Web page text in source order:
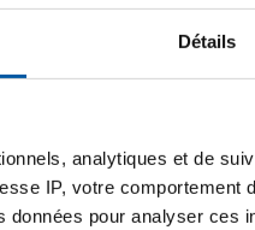
Détails
analytiques et de
IP, votre comportement
pour analyser ces
AW-6060